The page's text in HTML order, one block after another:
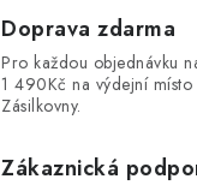
Doprava zdarma
Pro každou objednávku
1 490Kč na výdejní místo
Zásilkovny.
Zákaznická